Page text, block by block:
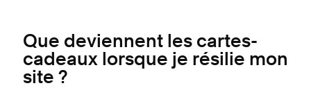
Que deviennent les cartes-
cadeaux lorsque je résilie mon
site ?